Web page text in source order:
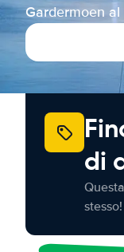
Gardermoen
di
stesso!